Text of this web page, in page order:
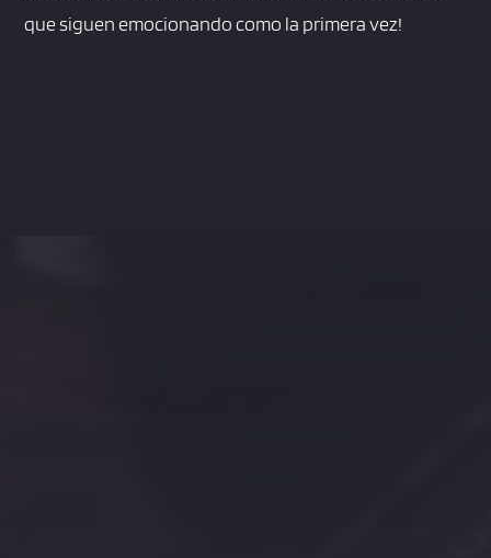
que siguen emocionando como la primera vez!